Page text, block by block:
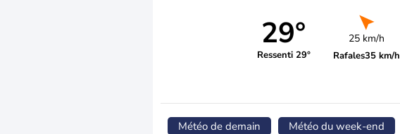
29°
Ressenti 29°
25 km/h
Rafales35 km/h
Météo de demain Météo du week-end